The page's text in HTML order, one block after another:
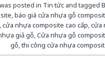
posted in Tin tứcand tagged
,báo giá cửa nhựa gỗ
,cửa nhựa composite cao cấp,cửa
giả gỗ,Cửa nhựa gỗ
gỗ,thi công cửa nhựa